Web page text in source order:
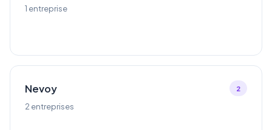
1 entreprise
Nevoy
2 entreprises
2